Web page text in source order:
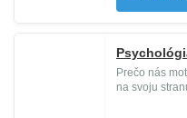
Prečo nás
na svoju